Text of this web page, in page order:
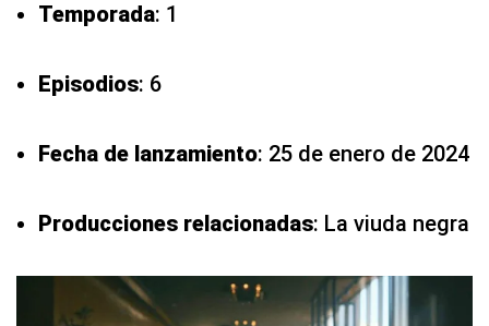
Temporada: 1
Episodios: 6
Fecha de lanzamiento: 25 de enero de 2024
Producciones relacionadas: La viuda negra